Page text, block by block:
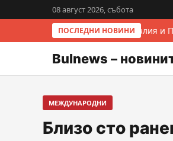
08 август 2026, събота
ПОСЛЕДНИ НОВИНИИталия и
Bulnews –
МЕЖДУНАРОДНИ
Близо сто